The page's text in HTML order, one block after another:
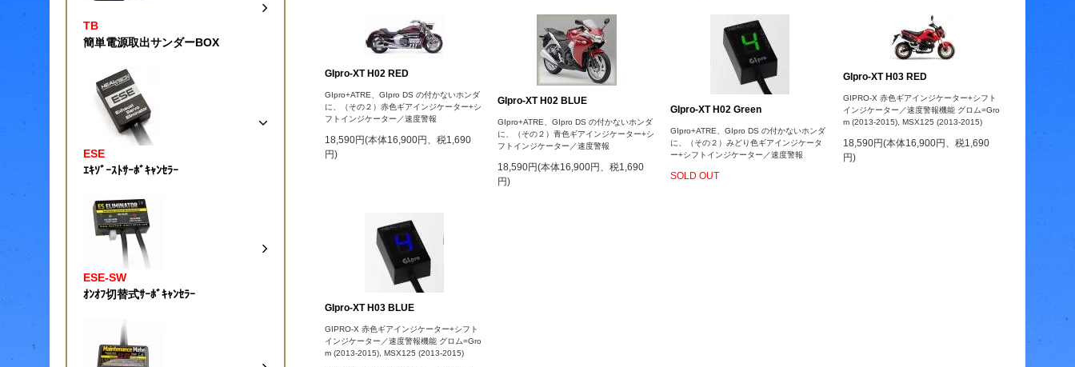
GIpro-XT H02 RED
GIpro+ATRE、GIpro DS の付かないホンダ
に、（その２）赤色ギアインジケーター+シ
フトインジケーター／速度警報
18,590円(本体16,900円、税1,690
円)
GIpro-XT H02 BLUE
GIpro+ATRE、GIpro DS の付かないホンダ
に、（その２）青色ギアインジケーター+シ
フトインジケーター／速度警報
18,590円(本体16,900円、税1,690
円)
GIpro-XT H02 Green
GIpro+ATRE、GIpro DS の付かないホンダ
に、（その２）みどり色ギアインジケータ
ー+シフトインジケーター／速度警報
SOLD OUT
GIpro-XT H03 RED
GIPRO-X 赤色ギアインジケーター+シフト
インジケーター／速度警報機能 グロム=Gro
m (2013-2015), MSX125 (2013-2015)
18,590円(本体16,900円、税1,690
円)
GIpro-XT H03 BLUE
GIPRO-X 赤色ギアインジケーター+シフト
インジケーター／速度警報機能 グロム=Gro
m (2013-2015), MSX125 (2013-2015)
TB
簡単電源取出サンダーBOX
ESE
ｴｷｿﾞｰｽﾄｻｰﾎﾞｷｬﾝｾﾗｰ
ESE-SW
ｵﾝｵﾌ切替式ｻｰﾎﾞｷｬﾝｾﾗｰ